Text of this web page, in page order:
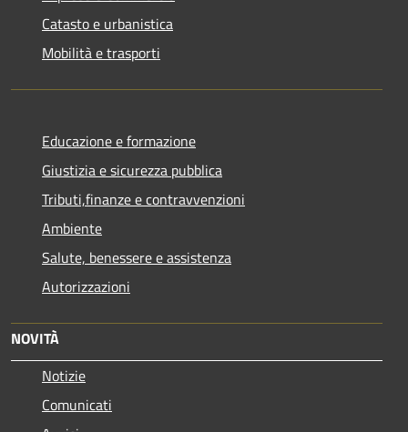
Catasto e urbanistica
Mobilità e trasporti
Educazione e formazione
Giustizia e sicurezza pubblica
Tributi,finanze e contravvenzioni
Ambiente
Salute, benessere e assistenza
Autorizzazioni
NOVITÀ
Notizie
Comunicati